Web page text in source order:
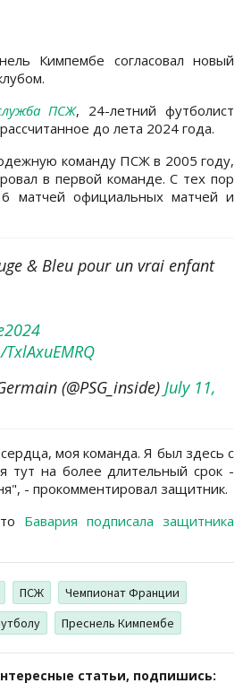
Кимпембе согласовал новый
ПСЖ, 24-летний футболист
до лета 2024 года.
команду ПСЖ в 2005 году,
в первой команде. С тех пор
матчей официальных матчей и
& Bleu pour un vrai enfant
(@PSG_inside) July 11,
моя команда. Я был здесь с
тут на более длительный срок -
- прокомментировал защитник.
Бавария подписала защитника
ПСЖ
Чемпионат Франции
Преснель Кимпембе
статьи, подпишись: